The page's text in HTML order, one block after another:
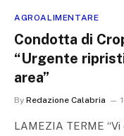
AGROALIMENTARE
Condotta di
“Urgente
area”
By Redazione Calabria
LAMEZIA TERME